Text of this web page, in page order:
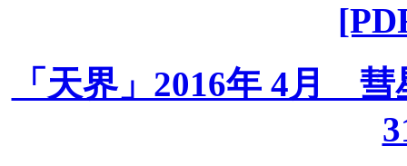
「天界」2016年 4月